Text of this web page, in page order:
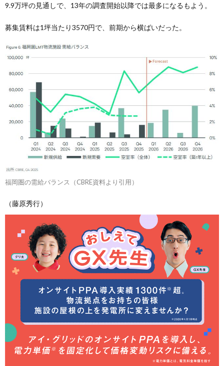
9.9万坪の見通しで、13年の調査開始以降では最多になるもよう。
募集賃料は1坪当たり3570円で、前期から横ばいだった。
福岡圏の需給バランス（CBRE資料より引用）
（藤原秀行）